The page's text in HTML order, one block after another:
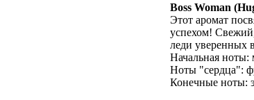
Boss Woman
Этот аромат
успехом!
леди уверенных
Начальная ноты:
Ноты "сердца":
Конечные ноты: